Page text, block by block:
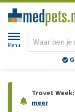
Menu
Trovet
meer